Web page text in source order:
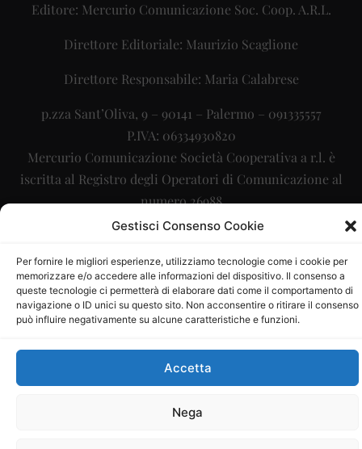
Gestisci Consenso Cookie
Per fornire le migliori esperienze, utilizziamo tecnologie come i cookie per
memorizzare e/o accedere alle informazioni del dispositivo. Il consenso a
queste tecnologie ci permetterà di elaborare dati come il comportamento di
navigazione o ID unici su questo sito. Non acconsentire o ritirare il consenso
può influire negativamente su alcune caratteristiche e funzioni.
Accetta
Nega
Editore: Mercurio Comunicazione Soc. Coop. A.R.L.
Direttore Editoriale: Maurizio Scaglione
Direttore Responsabile: Maria Calabrese
p.zza Sant’Oliva, 9 – 90141 – Palermo – 091335557
P.IVA: 06334930820
Mercurio Comunicazione Società Cooperativa a r.l. è
iscritta al Registro degli Operatori di Comunicazione al
numero 26988
Sito gestito daLa Digitale srl– info@ladigitale.it